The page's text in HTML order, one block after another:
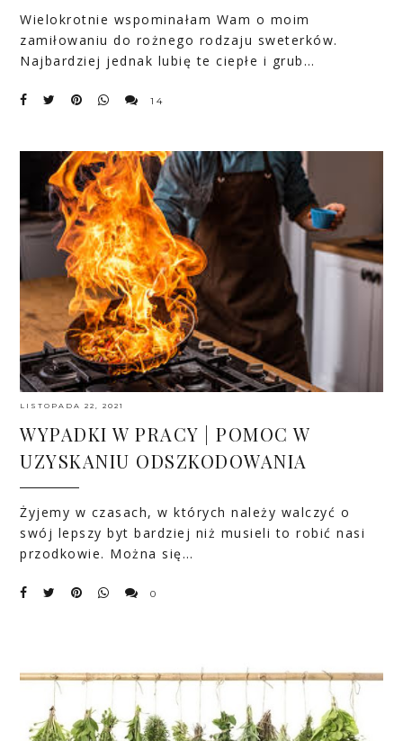
Wielokrotnie wspominałam Wam o moim
zamiłowaniu do rożnego rodzaju sweterków.
Najbardziej jednak lubię te ciepłe i grub…
14
LISTOPADA 22, 2021
WYPADKI W PRACY | POMOC W
UZYSKANIU ODSZKODOWANIA
Żyjemy w czasach, w których należy walczyć o
swój lepszy byt bardziej niż musieli to robić nasi
przodkowie. Można się…
0